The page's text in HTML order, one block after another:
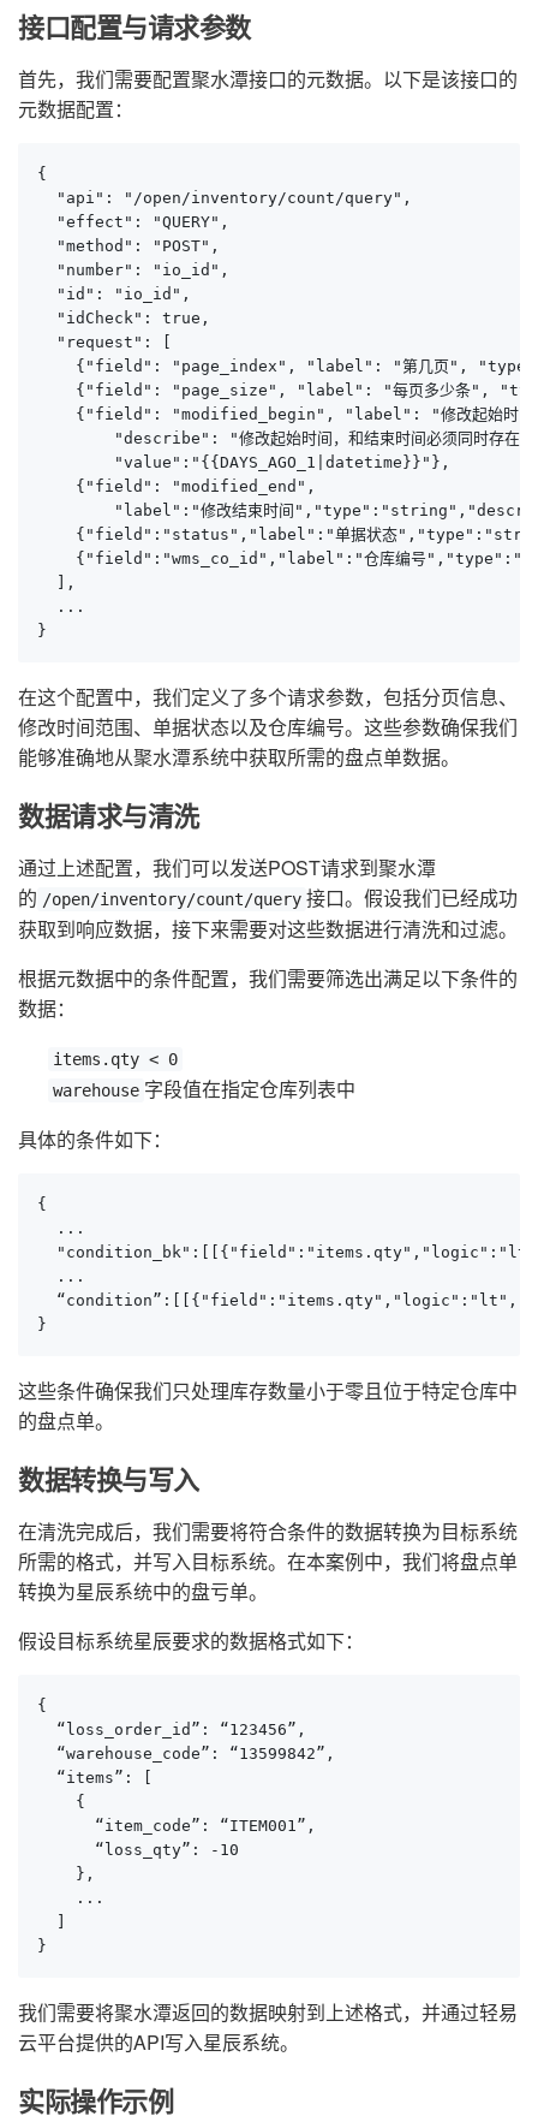
接口配置与请求参数
首先，我们需要配置聚水潭接口的元数据。以下是该接口的
元数据配置：
{
  "api": "/open/inventory/count/query",
  "effect": "QUERY",
  "method": "POST",
  "number": "io_id",
  "id": "io_id",
  "idCheck": true,
  "request": [
{"field": "page_index", "label": "第几页",
{"field": "page_size", "label": "每页多少条",
{"field": "modified_begin", "label": "修改起始时
"describe": "修改起始时间，和结束时间必须同时存在
        "value":"{{DAYS_AGO_1|datetime}}"},
    {"field": "modified_end",
"label":"修改结束时间
{"field":"status","label":"单据状态
{"field":"wms_co_id","label":"仓库编号
  ],
  ...
}
在这个配置中，我们定义了多个请求参数，包括分页信息、
修改时间范围、单据状态以及仓库编号。这些参数确保我们
能够准确地从聚水潭系统中获取所需的盘点单数据。
数据请求与清洗
通过上述配置，我们可以发送POST请求到聚水潭
的 /open/inventory/count/query 接口。假设我们已经成功
获取到响应数据，接下来需要对这些数据进行清洗和过滤。
根据元数据中的条件配置，我们需要筛选出满足以下条件的
数据：
items.qty < 0
warehouse 字段值在指定仓库列表中
具体的条件如下：
{
  ...
  ...
}
这些条件确保我们只处理库存数量小于零且位于特定仓库中
的盘点单。
数据转换与写入
在清洗完成后，我们需要将符合条件的数据转换为目标系统
所需的格式，并写入目标系统。在本案例中，我们将盘点单
转换为星辰系统中的盘亏单。
假设目标系统星辰要求的数据格式如下：
{
  “loss_order_id”: “123456”,
  “warehouse_code”: “13599842”,
  “items”: [
    {
      “item_code”: “ITEM001”,
      “loss_qty”: -10
    },
    ...
}
我们需要将聚水潭返回的数据映射到上述格式，并通过轻易
云平台提供的API写入星辰系统。
实际操作示例